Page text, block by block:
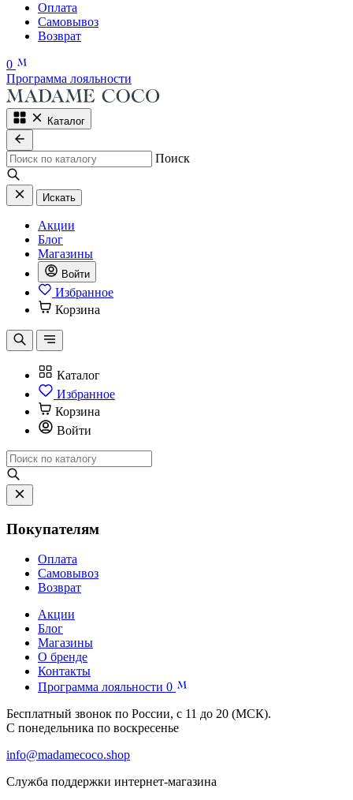
Оплата
Самовывоз
Возврат
0
Программа лояльности
Каталог
Поиск
Искать
Акции
Блог
Магазины
Войти
Избранное
Корзина
Каталог
Избранное
Корзина
Войти
Покупателям
Оплата
Самовывоз
Возврат
Акции
Блог
Магазины
О бренде
Контакты
Программа лояльности 0
Бесплатный звонок по России, с 11 до 20 (МСК).
С понедельника по воскресенье
info@madamecoco.shop
Служба поддержки интернет-магазина